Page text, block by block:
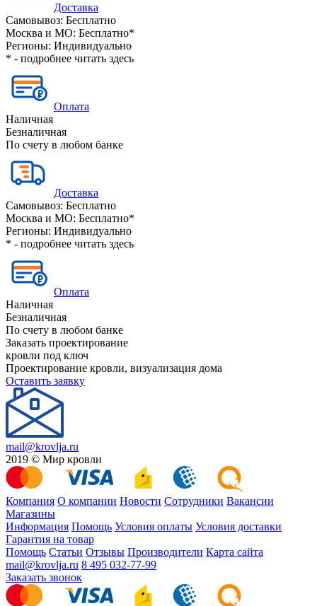
Доставка
Самовывоз: Бесплатно
Москва и МО: Бесплатно*
Регионы: Индивидуально
* - подробнее читать здесь
Оплата
Наличная
Безналичная
По счету в любом банке
Доставка
Самовывоз: Бесплатно
Москва и МО: Бесплатно*
Регионы: Индивидуально
* - подробнее читать здесь
Оплата
Наличная
Безналичная
По счету в любом банке
Заказать проектирование
кровли под ключ
Проектирование кровли, визуализация дома
Оставить заявку
mail@krovlja.ru
2019 © Мир кровли
Компания О компании Новости Сотрудники Вакансии
Магазины
Информация Помощь Условия оплаты Условия доставки
Гарантия на товар
Помощь Статьи Отзывы Производители Карта сайта
mail@krovlja.ru 8 495 032-77-99
Заказать звонок